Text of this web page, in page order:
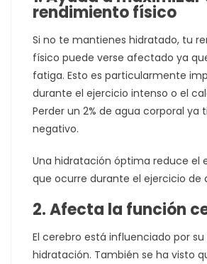
rendimiento físico
Si no te mantienes hidratado, tu
físico puede verse afectado ya
fatiga. Esto es particularmente
durante el ejercicio intenso o el
Perder un 2% de agua corporal ya
negativo.
Una hidratación óptima reduce el
que ocurre durante el ejercicio de
2. Afecta la función
El cerebro está influenciado por
hidratación. También se ha visto